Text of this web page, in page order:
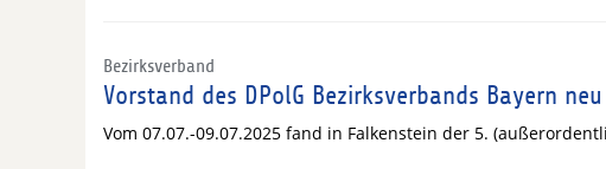
Bezirksverband
Vorstand des DPolG Bezirksverbands Bayern
Vom 07.07.-09.07.2025 fand in Falkenstein der 5.